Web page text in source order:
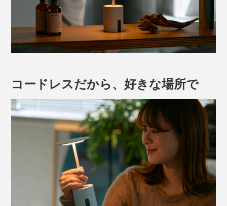
コードレスだから、好きな場所で